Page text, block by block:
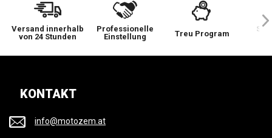
Versand innerhalb
von 24 Stunden
Professionelle
Einstellung
Treu Program
Sie
KONTAKT
info@motozem.at